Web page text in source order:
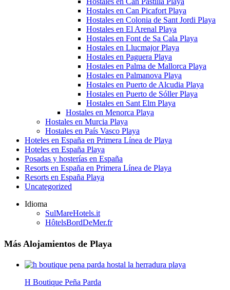
Hostales en Can Picafort Playa
Hostales en Colonia de Sant Jordi Playa
Hostales en El Arenal Playa
Hostales en Font de Sa Cala Playa
Hostales en Llucmajor Playa
Hostales en Paguera Playa
Hostales en Palma de Mallorca Playa
Hostales en Palmanova Playa
Hostales en Puerto de Alcudia Playa
Hostales en Puerto de Sóller Playa
Hostales en Sant Elm Playa
Hostales en Menorca Playa
Hostales en Murcia Playa
Hostales en País Vasco Playa
Hoteles en España en Primera Línea de Playa
Hoteles en España Playa
Posadas y hosterías en España
Resorts en España en Primera Línea de Playa
Resorts en España Playa
Uncategorized
Idioma
SulMareHotels.it
HôtelsBordDeMer.fr
Más Alojamientos de Playa
H Boutique Peña Parda